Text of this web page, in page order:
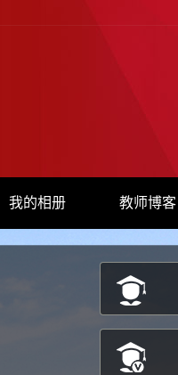
我的相册 教师博客